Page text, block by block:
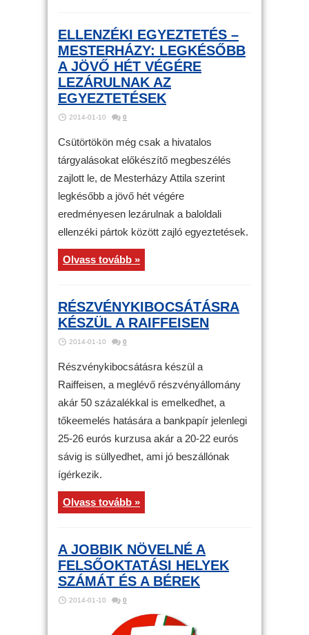
ELLENZÉKI EGYEZTETÉS –
MESTERHÁZY: LEGKÉSŐBB
A JÖVŐ HÉT VÉGÉRE
LEZÁRULNAK AZ
EGYEZTETÉSEK
2014-01-10 0
Csütörtökön még csak a hivatalos
tárgyalásokat előkészítő megbeszélés
zajlott le, de Mesterházy Attila szerint
legkésőbb a jövő hét végére
eredményesen lezárulnak a baloldali
ellenzéki pártok között zajló egyeztetések.
Olvass tovább »
RÉSZVÉNYKIBOCSÁTÁSRA
KÉSZÜL A RAIFFEISEN
2014-01-10 0
Részvénykibocsátásra készül a
Raiffeisen, a meglévő részvényállomány
akár 50 százalékkal is emelkedhet, a
tőkeemelés hatására a bankpapír jelenlegi
25-26 eurós kurzusa akár a 20-22 eurós
sávig is süllyedhet, ami jó beszállónak
ígérkezik.
Olvass tovább »
A JOBBIK NÖVELNÉ A
FELSŐOKTATÁSI HELYEK
SZÁMÁT ÉS A BÉREK
2014-01-10 0